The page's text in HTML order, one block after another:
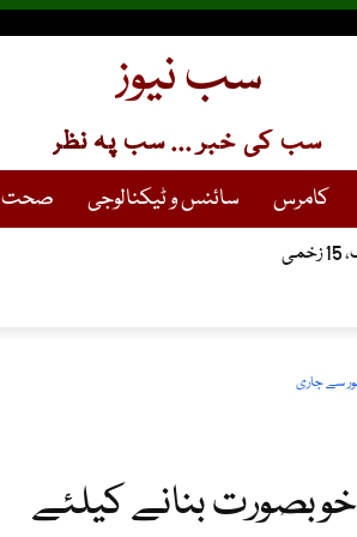
سب نیوز
سب کی خبر ... سب پہ نظر
کامرس سائنس و ٹیکنالوجی صحت
ڈاؤن، متعدد دکاندار جرمانہ
سے جاری
بنانے کیلئے